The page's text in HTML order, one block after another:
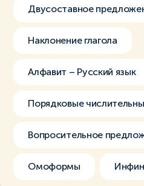
Двусоставное
Наклонение глагола
Алфавит – Русский язык
Порядковые
Вопросительное
Омоформы